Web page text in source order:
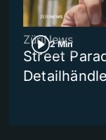
2 Min
ZüriNews
Street